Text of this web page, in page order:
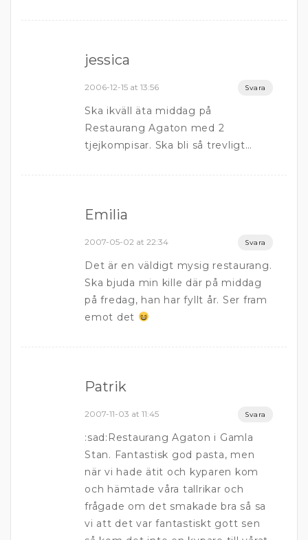
jessica
2006-12-15 at 13:56 Svara
Ska ikväll äta middag på
Restaurang Agaton med 2
tjejkompisar. Ska bli så trevligt…
Emilia
2007-05-02 at 22:34 Svara
Det är en väldigt mysig restaurang.
Ska bjuda min kille där på middag
på fredag, han har fyllt år. Ser fram
emot det
Patrik
2007-11-03 at 11:45 Svara
:sad:Restaurang Agaton i Gamla
Stan. Fantastisk god pasta, men
när vi hade ätit och kyparen kom
och hämtade våra tallrikar och
frågade om det smakade bra så sa
vi att det var fantastiskt gott sen